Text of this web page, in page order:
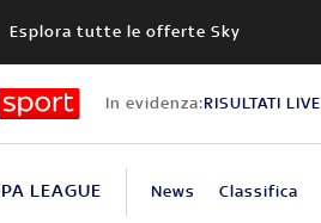
Esplora tutte le offerte Sky
In evidenza:RISULTATI LIVE
LEAGUE News Classifica